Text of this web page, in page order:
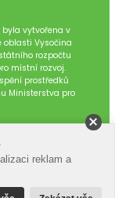
byla vytvořena v
oblasti Vysočina
rozpočtu
místní rozvoj.
prostředků
Ministerstva pro
reklam a